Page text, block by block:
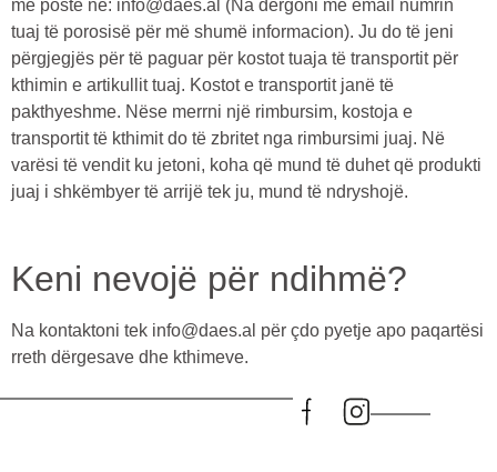
me postë në: info@daes.al (Na dërgoni me email numrin
tuaj të porosisë për më shumë informacion). Ju do të jeni
përgjegjës për të paguar për kostot tuaja të transportit për
kthimin e artikullit tuaj. Kostot e transportit janë të
pakthyeshme. Nëse merrni një rimbursim, kostoja e
transportit të kthimit do të zbritet nga rimbursimi juaj. Në
varësi të vendit ku jetoni, koha që mund të duhet që produkti
juaj i shkëmbyer të arrijë tek ju, mund të ndryshojë.
Keni nevojë për ndihmë?
Na kontaktoni tek info@daes.al për çdo pyetje apo paqartësi
rreth dërgesave dhe kthimeve.